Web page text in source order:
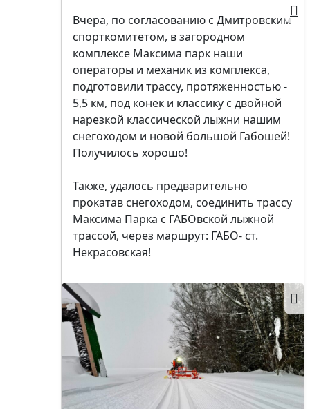
Вчера, по согласованию с Дмитровским
спорткомитетом, в загородном
комплексе Максима парк наши
операторы и механик из комплекса,
подготовили трассу, протяженностью -
5,5 км, под конек и классику с двойной
нарезкой классической лыжни нашим
снегоходом и новой большой Габошей!
Получилось хорошо!
Также, удалось предварительно
прокатав снегоходом, соединить трассу
Максима Парка с ГАБОвской лыжной
трассой, через маршрут: ГАБО- ст.
Некрасовская!